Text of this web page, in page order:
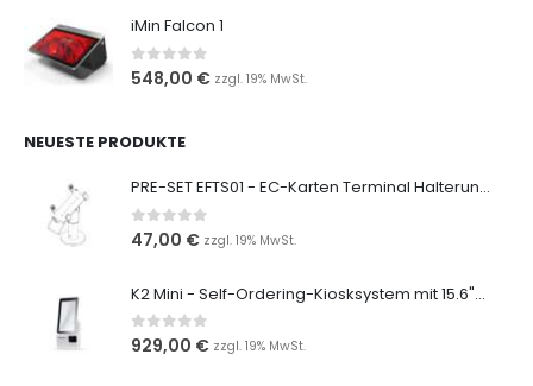
iMin Falcon 1
0 out of 5
548,00 € zzgl. 19% MwSt.
NEUESTE PRODUKTE
PRE-SET EFTS01 - EC-Karten Terminal Halterung für CCV Base-Next
0 out of 5
47,00 € zzgl. 19% MwSt.
K2 Mini - Self-Ordering-Kiosksystem mit 15.6"-Multi Touch-Display
0out of 5
929,00 € zzgl. 19% MwSt.